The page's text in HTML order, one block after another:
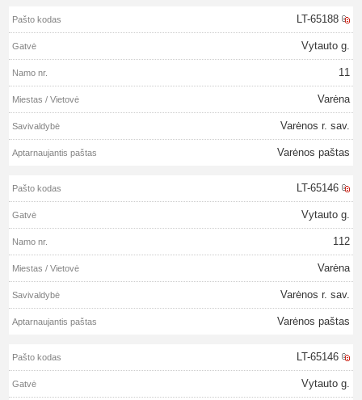
LT-65188
Vytauto g.
11
Varėna
Varėnos r. sav.
Varėnos paštas
LT-65146
Vytauto g.
112
Varėna
Varėnos r. sav.
Varėnos paštas
LT-65146
Vytauto g.